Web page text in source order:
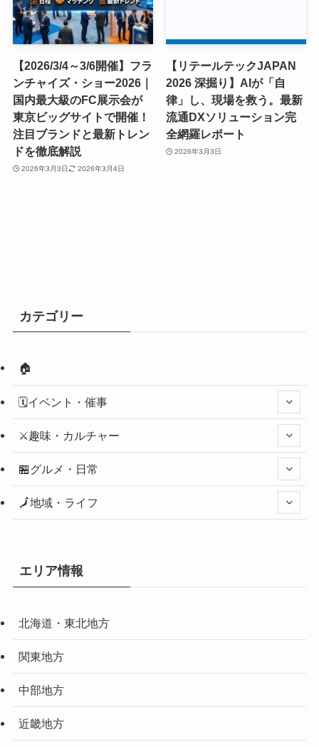
【2026/3/4～3/6開催】フラ
ンチャイズ・ショー2026｜
国内最大級のFC展示会が
東京ビッグサイトで開催！
注目ブランドと最新トレン
ドを徹底解説
2026年3月3日 2026年3月4日
【リテールテックJAPAN
2026 深掘り】AIが「自
律」し、現場を救う。最新
流通DXソリューション完
全網羅レポート
2026年3月3日
カテゴリー
🏠
🗓️イベント・催事
⚔️趣味・カルチャー
🏪グルメ・日常
🗾地域・ライフ
エリア情報
北海道・東北地方
関東地方
中部地方
近畿地方